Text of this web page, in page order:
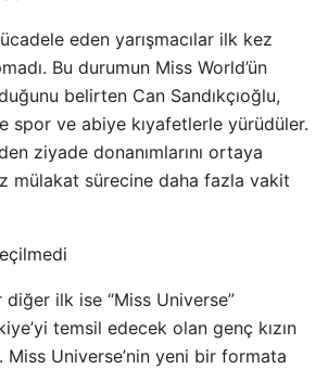
eden yarışmacılar ilk kez
Bu durumun Miss World’ün
belirten Can Sandıkçıoğlu,
spor ve abiye kıyafetlerle yürüdüler.
ziyade donanımlarını ortaya
mülakat sürecine daha fazla vakit
diğer ilk ise “Miss Universe”
temsil edecek olan genç kızın
Miss Universe’nin yeni bir formata